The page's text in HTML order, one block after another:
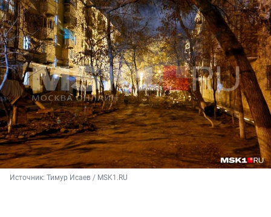
Источник: Тимур Исаев / MSK1.RU